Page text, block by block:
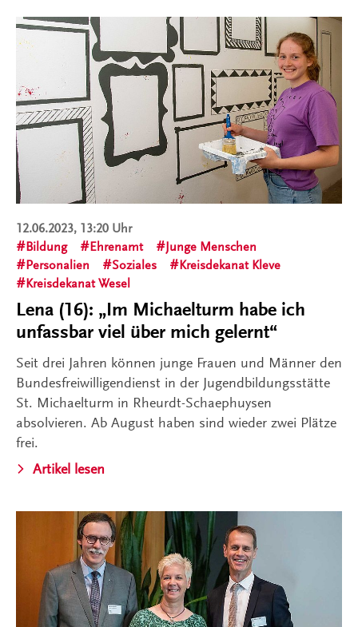
12.06.2023, 13:20 Uhr
Bildung
Ehrenamt
Junge Menschen
Personalien
Soziales
Kreisdekanat Kleve
Kreisdekanat Wesel
Lena (16): „Im Michaelturm habe ich
unfassbar viel über mich gelernt“
Seit drei Jahren können junge Frauen und Männer den
Bundesfreiwilligendienst in der Jugendbildungsstätte
St. Michaelturm in Rheurdt-Schaephuysen
absolvieren. Ab August haben sind wieder zwei Plätze
frei.
Artikel lesen